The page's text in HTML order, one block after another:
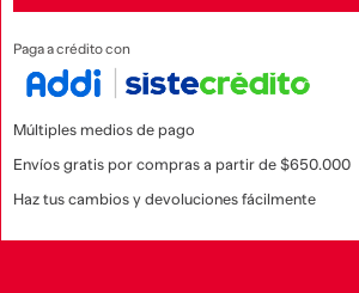
Paga a crédito con
Múltiples medios de pago
Envíos gratis por compras a partir de $650.000
Haz tus cambios y devoluciones fácilmente